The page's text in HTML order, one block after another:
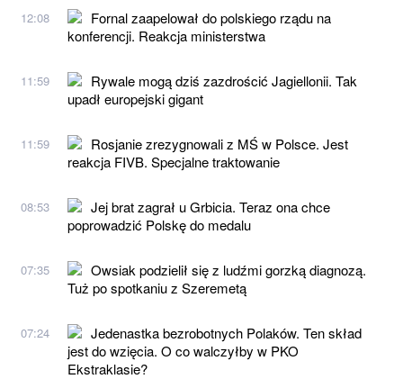
12:08
Fornal zaapelował do polskiego rządu na
konferencji. Reakcja ministerstwa
11:59
Rywale mogą dziś zazdrościć Jagiellonii. Tak
upadł europejski gigant
11:59
Rosjanie zrezygnowali z MŚ w Polsce. Jest
reakcja FIVB. Specjalne traktowanie
08:53
Jej brat zagrał u Grbicia. Teraz ona chce
poprowadzić Polskę do medalu
07:35
Owsiak podzielił się z ludźmi gorzką diagnozą.
Tuż po spotkaniu z Szeremetą
07:24
Jedenastka bezrobotnych Polaków. Ten skład
jest do wzięcia. O co walczyłby w PKO
Ekstraklasie?